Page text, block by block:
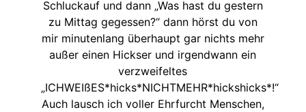
Schluckauf und dann „Was hast du gestern
zu Mittag gegessen?“ dann hörst du von
mir minutenlang überhaupt gar nichts mehr
außer einen Hickser und irgendwann ein
verzweifeltes
„ICHWEIßES*hicks*NICHTMEHR*hickshicks*!“
Auch lausch ich voller Ehrfurcht Menschen,